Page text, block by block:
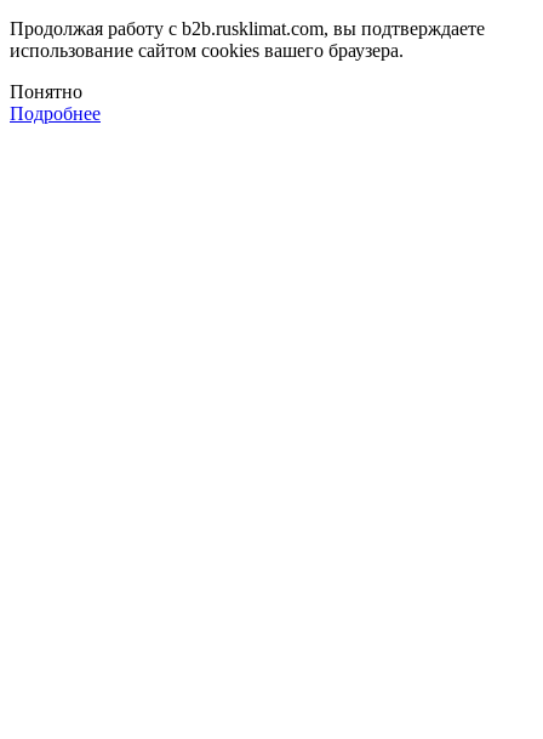
Продолжая работу с b2b.rusklimat.com, вы подтверждаете
использование сайтом cookies вашего браузера.
Понятно
Подробнее